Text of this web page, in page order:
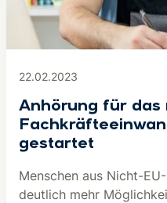
22.02.2023
Anhörung für das
gestartet
Menschen aus Nicht-
deutlich mehr